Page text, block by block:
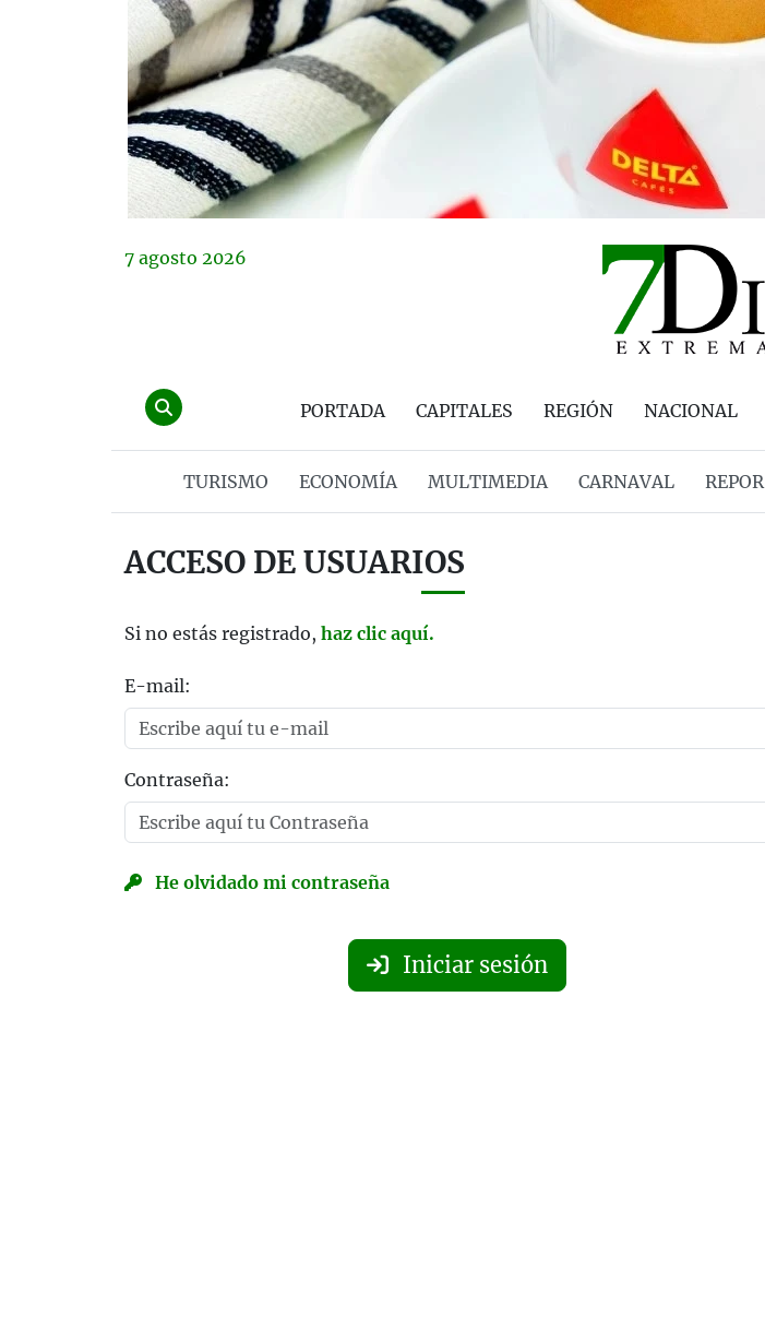
7 agosto 2026
PORTADA CAPITALES REGIÓN NACIONAL
TURISMO ECONOMÍA MULTIMEDIA CARNAVAL REPOR
ACCESO DE USUARIOS
Si no estás registrado, haz clic aquí.
E-mail:
Contraseña:
He olvidado mi contraseña
Iniciar sesión